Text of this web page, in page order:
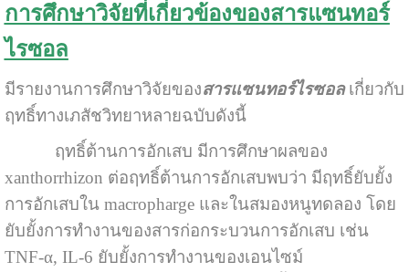
การศึกษาวิจัยที่เกี่ยวข้องของสารแซนทอร์
ไรซอล
มีรายงานการศึกษาวิจัยของสารแซนทอร์ไรซอล เกี่ยวกับ
ฤทธิ์ทางเภสัชวิทยาหลายฉบับดังนี้
ฤทธิ์ต้านการอักเสบ มีการศึกษาผลของ
xanthorrhizon ต่อฤทธิ์ต้านการอักเสบพบว่า มีฤทธิ์ยับยั้ง
การอักเสบใน macropharge และในสมองหนูทดลอง โดย
ยับยั้งการทำงานของสารก่อกระบวนการอักเสบ เช่น
TNF-α, IL-6 ยับยั้งการทำงานของเอนไซม์